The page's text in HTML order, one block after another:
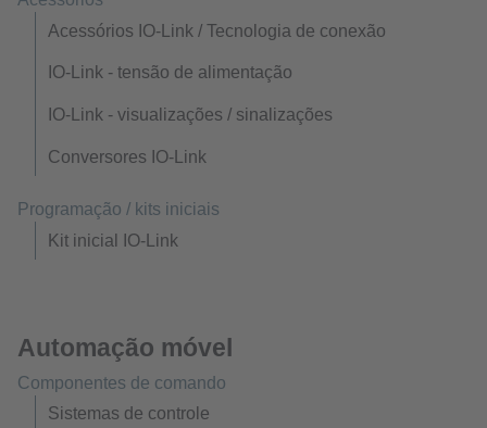
Acessórios IO-Link / Tecnologia de conexão
IO-Link - tensão de alimentação
IO-Link - visualizações / sinalizações
Conversores IO-Link
Programação / kits iniciais
Kit inicial IO-Link
Automação móvel
Componentes de comando
Sistemas de controle